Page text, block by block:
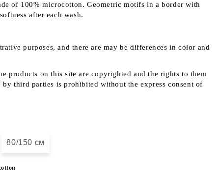
of 100% microcotton. Geometric motifs in a border with
after each wash.
purposes, and there are may be differences in color and
products on this site are copyrighted and the rights to them
third parties is prohibited without the express consent of
80/150 см